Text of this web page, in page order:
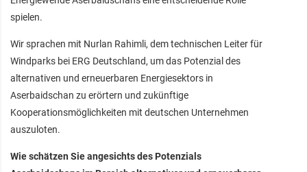
spielen.
Wir sprachen mit Nurlan Rahimli, dem technischen Leiter für
Windparks bei ERG Deutschland, um das Potenzial des
alternativen und erneuerbaren Energiesektors in
Aserbaidschan zu erörtern und zukünftige
Kooperationsmöglichkeiten mit deutschen Unternehmen
auszuloten.
Wie schätzen Sie angesichts des Potenzials